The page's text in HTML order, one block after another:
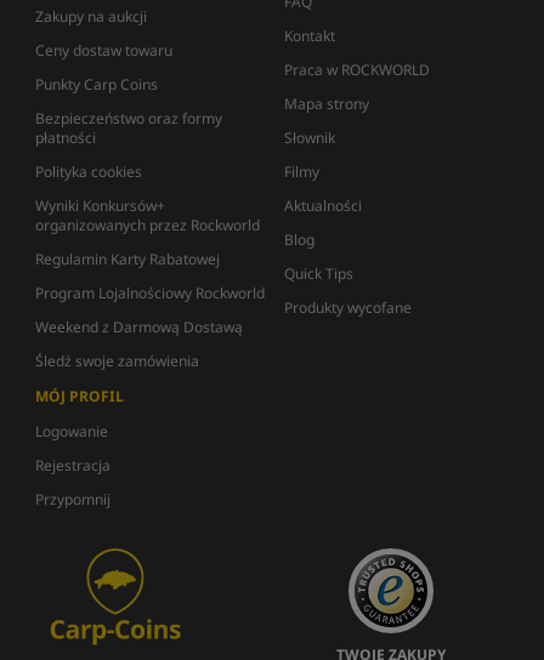
Zakupy na aukcji
Ceny dostaw towaru
Punkty Carp Coins
Bezpieczeństwo oraz formy
płatności
Polityka cookies
Wyniki Konkursów+
organizowanych przez Rockworld
Regulamin Karty Rabatowej
Program Lojalnościowy Rockworld
Weekend z Darmową Dostawą
Śledź swoje zamówienia
Kontakt
Praca w ROCKWORLD
Mapa strony
Słownik
Filmy
Aktualności
Blog
Quick Tips
Produkty wycofane
MÓJ PROFIL
Logowanie
Rejestracja
Przypomnij
TWOJE ZAKUPY